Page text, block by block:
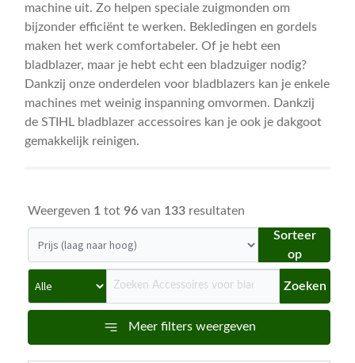
Hakselaars / houtversnipperaars
Bladblazers / bladzuigers
Verbruiksgoederen
Veiligheidskleding
Contact
machine uit. Zo helpen speciale zuigmonden om
bijzonder efficiënt te werken. Bekledingen en gordels
maken het werk comfortabeler. Of je hebt een
bladblazer, maar je hebt echt een bladzuiger nodig?
Dankzij onze onderdelen voor bladblazers kan je enkele
machines met weinig inspanning omvormen. Dankzij
de STIHL bladblazer accessoires kan je ook je dakgoot
gemakkelijk reinigen.
Weergeven 1 tot 96van 133resultaten
Sorteer
op
Zoeken
Meer filters weergeven